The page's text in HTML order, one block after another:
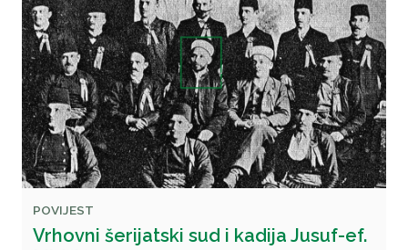
POVIJEST
Vrhovni šerijatski sud i kadija Jusuf-ef.